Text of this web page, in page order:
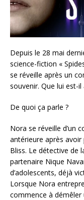
Depuis le 28 mai
science-fiction «
se réveille après un
souvenir. Que lui est-il
De quoi ça parle ?
Nora se réveille d’un
antérieure après
Bliss. Le détective de
partenaire Nique
d’adolescents, déjà
Lorsque Nora
commence à démêler